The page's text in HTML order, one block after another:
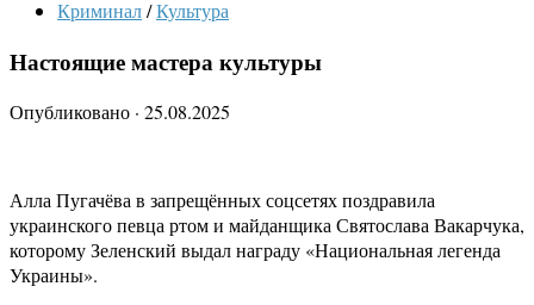
Криминал/Культура
Настоящие мастера культуры
Опубликовано · 25.08.2025
Алла Пугачёва в запрещённых соцсетях поздравила
украинского певца ртом и майданщика Святослава Вакарчука,
которому Зеленский выдал награду «Национальная легенда
Украины».